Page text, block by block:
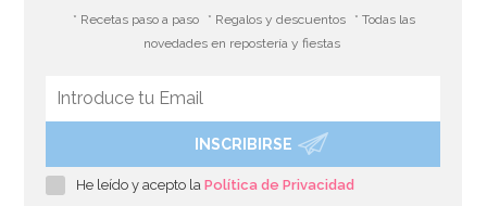
Moldes de Papel para Panettone de 900 gr 5 ud
* Recetas paso a paso * Regalos y descuentos
* Todas las
novedades en repostería y fiestas
INSCRIBIRSE
He leído y acepto laPolítica de Privacidad